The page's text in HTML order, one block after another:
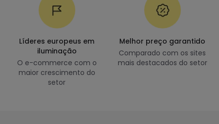
Líderes europeus em
iluminação
O e-commerce com o
maior crescimento do
setor
Melhor preço garantido
Comparado com os sites
mais destacados do setor